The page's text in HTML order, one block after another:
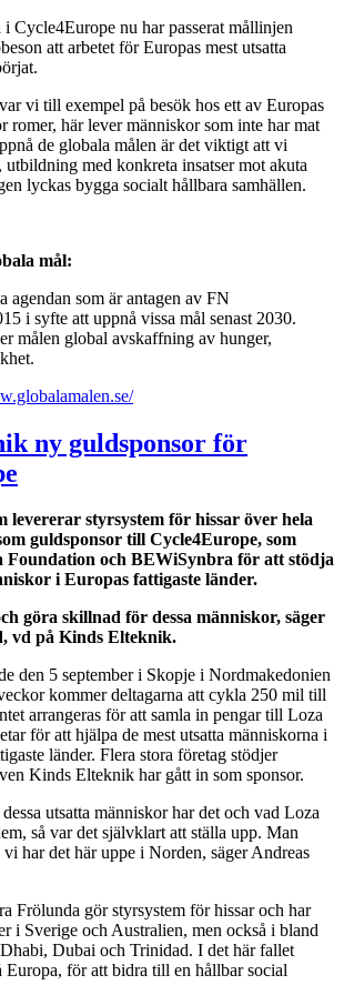
Cycle4Europe nu har passerat mållinjen
att arbetet för Europas mest utsatta
vi till exempel på besök hos ett av Europas
romer, här lever människor som inte har mat
de globala målen är det viktigt att vi
utbildning med konkreta insatser mot akuta
lyckas bygga socialt hållbara samhällen.
mål:
agendan som är antagen av FN
i syfte att uppnå vissa mål senast 2030.
målen global avskaffning av hunger,
ny guldsponsor för
levererar styrsystem för hissar över hela
guldsponsor till Cycle4Europe, som
Foundation och BEWiSynbra för att stödja
i Europas fattigaste länder.
göra skillnad för dessa människor, säger
vd på Kinds Elteknik.
den 5 september i Skopje i Nordmakedonien
kommer deltagarna att cykla 250 mil till
arrangeras för att samla in pengar till Loza
för att hjälpa de mest utsatta människorna i
länder. Flera stora företag stödjer
Kinds Elteknik har gått in som sponsor.
utsatta människor har det och vad Loza
så var det självklart att ställa upp. Man
har det här uppe i Norden, säger Andreas
Frölunda gör styrsystem för hissar och har
i Sverige och Australien, men också i bland
Dubai och Trinidad. I det här fallet
Europa, för att bidra till en hållbar social